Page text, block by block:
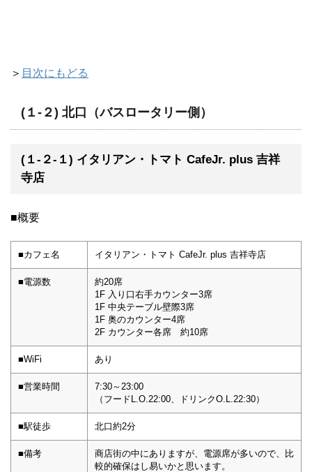
＞ 目次にもどる
(１-２) 北口（バスロータリー側）
(１-２-１) イタリアン・トマト CafeJr. plus 吉祥
寺店
■概要
■カフェ名 イタリアン・トマト CafeJr. plus 吉祥寺店
■電源数
約20席
1F 入り口右手カウンター3席
1F 中央テーブル壁際3席
1F 奥のカウンター4席
2F カウンター各席 約10席
■WiFi あり
■営業時間
7:30～23:00
（フードL.O.22:00、ドリンクO.L.22:30）
■駅徒歩 北口約2分
■備考
商店街の中にありますが、電源席が多いので、比
較的確保はし易いかと思います。